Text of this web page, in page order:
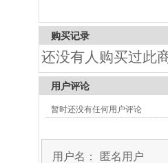
购买记录
还没有人购买过此
用户评论
暂时还没有任何用户评论
用户名：
匿名用户